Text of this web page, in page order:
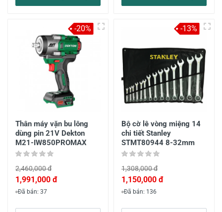
Thân máy vặn bu lông
dùng pin 21V Dekton
M21-IW850PROMAX
2,460,000 đ
1,991,000 đ
Đã bán: 37
-20%
Bộ cờ lê vòng miệng 14
chi tiết Stanley
STMT80944 8-32mm
1,308,000 đ
1,150,000 đ
Đã bán: 136
-13%